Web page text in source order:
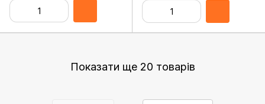
Показати ще 20 товарів